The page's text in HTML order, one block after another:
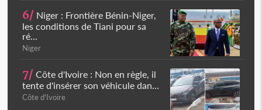
6/ Niger : Frontière Bénin-Niger,
les conditions de Tiani pour sa
ré...
Niger
7/ Côte d'Ivoire : Non en règle, il
tente d'insérer son véhicule dan...
Côte d'Ivoire